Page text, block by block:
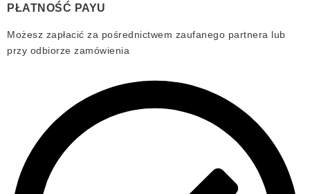
PŁATNOŚĆ PAYU
Możesz zapłacić za pośrednictwem zaufanego partnera lub
przy odbiorze zamówienia